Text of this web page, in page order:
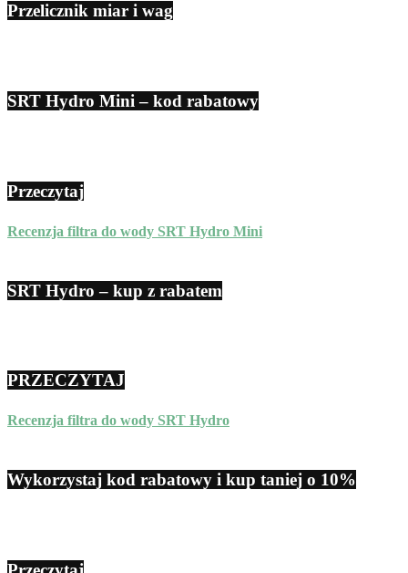
Przelicznik miar i wag
SRT Hydro Mini – kod rabatowy
Przeczytaj
Recenzja filtra do wody SRT Hydro Mini
SRT Hydro – kup z rabatem
PRZECZYTAJ
Recenzja filtra do wody SRT Hydro
Wykorzystaj kod rabatowy i kup taniej o 10%